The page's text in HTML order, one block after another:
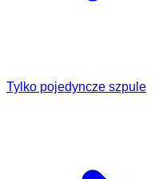
Tylko pojedyncze szpule